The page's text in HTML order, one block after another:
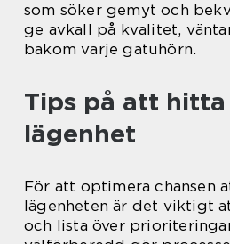
som söker gemyt och
ge avkall på kvalitet,
bakom varje gatuhörn.
Tips på att
lägenhet
För att optimera chansen
lägenheten är det viktigt
och lista över